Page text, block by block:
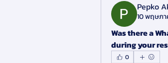
Pepko
10 พฤษภ
Was there a
during your
0